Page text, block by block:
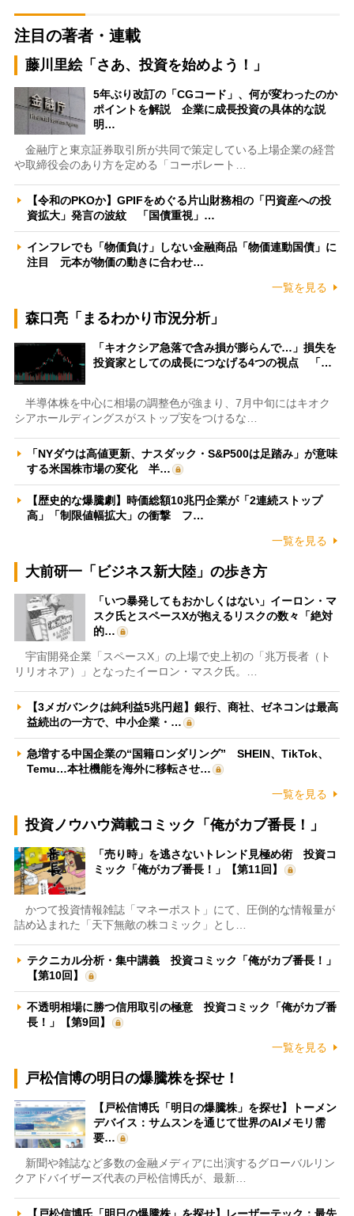
注目の著者・連載
藤川里絵「さあ、投資を始めよう！」
5年ぶり改訂の「CGコード」、何が変わったのか
ポイントを解説 企業に成長投資の具体的な説
明…
金融庁と東京証券取引所が共同で策定している上場企業の経営
や取締役会のあり方を定める「コーポレート…
【令和のPKOか】GPIFをめぐる片山財務相の「円資産への投
資拡大」発言の波紋 「国債重視」…
インフレでも「物価負け」しない金融商品「物価連動国債」に
注目 元本が物価の動きに合わせ…
一覧を見る
森口亮「まるわかり市況分析」
「キオクシア急落で含み損が膨らんで…」損失を
投資家としての成長につなげる4つの視点 「…
半導体株を中心に相場の調整色が強まり、7月中旬にはキオク
シアホールディングスがストップ安をつけるな…
「NYダウは高値更新、ナスダック・S&P500は足踏み」が意味
する米国株市場の変化 半…
【歴史的な爆騰劇】時価総額10兆円企業が「2連続ストップ
高」「制限値幅拡大」の衝撃 フ…
一覧を見る
大前研一「ビジネス新大陸」の歩き方
「いつ暴発してもおかしくはない」イーロン・マ
スク氏とスペースXが抱えるリスクの数々「絶対
的…
宇宙開発企業「スペースX」の上場で史上初の「兆万長者（ト
リリオネア）」となったイーロン・マスク氏。…
【3メガバンクは純利益5兆円超】銀行、商社、ゼネコンは最高
益続出の一方で、中小企業・…
急増する中国企業の“国籍ロンダリング” SHEIN、TikTok、
Temu…本社機能を海外に移転させ…
一覧を見る
投資ノウハウ満載コミック「俺がカブ番長！」
「売り時」を逃さないトレンド見極め術 投資コ
ミック「俺がカブ番長！」【第11回】
かつて投資情報雑誌「マネーポスト」にて、圧倒的な情報量が
詰め込まれた「天下無敵の株コミック」とし…
テクニカル分析・集中講義 投資コミック「俺がカブ番長！」
【第10回】
不透明相場に勝つ信用取引の極意 投資コミック「俺がカブ番
長！」【第9回】
一覧を見る
戸松信博の明日の爆騰株を探せ！
【戸松信博氏「明日の爆騰株」を探せ】トーメン
デバイス：サムスンを通じて世界のAIメモリ需
要…
新聞や雑誌など多数の金融メディアに出演するグローバルリン
クアドバイザーズ代表の戸松信博氏が、最新…
【戸松信博氏「明日の爆騰株」を探せ】レーザーテック：最先